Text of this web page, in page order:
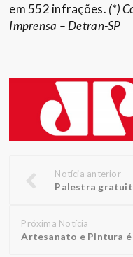
em 552 infrações. (*)
Imprensa – Detran-SP
Notícia anterior
Palestra
Próxima Notícia